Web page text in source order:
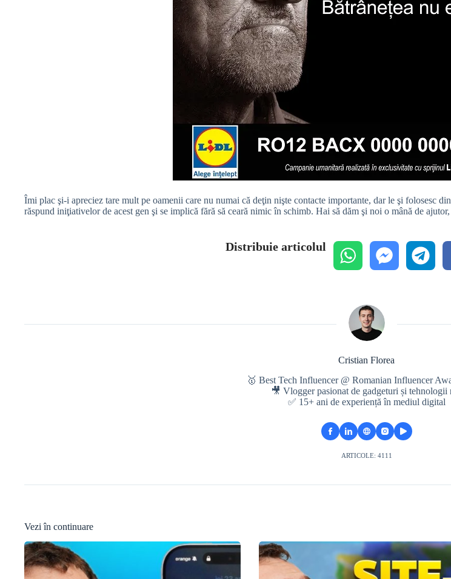
Îmi plac şi-i apreciez tare mult pe oamenii care nu numai că deţin nişte contacte importante, dar le şi folosesc
răspund iniţiativelor de acest gen şi se implică fără să ceară nimic în schimb. Hai să dăm şi noi o mână de
Distribuie articolul
Cristian Florea
🥇 Best Tech Influencer @ Romanian Influencer
🎥 Vlogger pasionat de gadgeturi și tehnologii
✅ 15+ ani de experiență în mediul digital
ARTICOLE: 4111
Vezi în continuare